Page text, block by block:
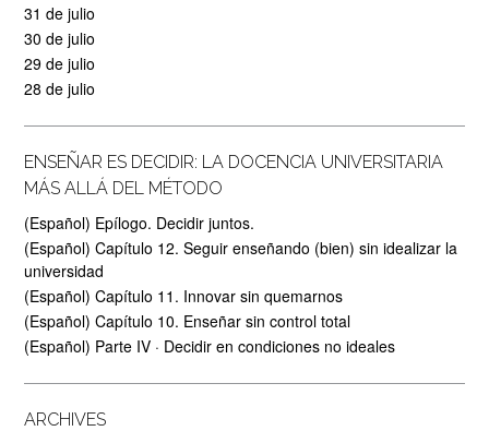
31 de julio
30 de julio
29 de julio
28 de julio
ENSEÑAR ES DECIDIR: LA DOCENCIA UNIVERSITARIA
MÁS ALLÁ DEL MÉTODO
(Español) Epílogo. Decidir juntos.
(Español) Capítulo 12. Seguir enseñando (bien) sin idealizar la
universidad
(Español) Capítulo 11. Innovar sin quemarnos
(Español) Capítulo 10. Enseñar sin control total
(Español) Parte IV · Decidir en condiciones no ideales
ARCHIVES